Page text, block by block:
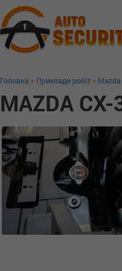
Головна » Приклади робіт » Mazda
MAZDA CX-